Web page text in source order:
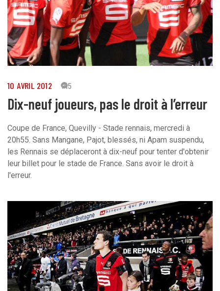
10 AVRIL 2012 45
Dix-neuf joueurs, pas le droit à l’erreur
Coupe de France, Quevilly - Stade rennais, mercredi à
20h55. Sans Mangane, Pajot, blessés, ni Apam suspendu,
les Rennais se déplaceront à dix-neuf pour tenter d'obtenir
leur billet pour le stade de France. Sans avoir le droit à
l'erreur.